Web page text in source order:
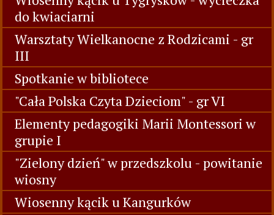
do kwiaciarni
Warsztaty Wielkanocne z Rodzicami - gr
III
Spotkanie w bibliotece
"Cała Polska Czyta Dzieciom" - gr VI
Elementy pedagogiki Marii Montessori w
grupie I
"Zielony dzień" w przedszkolu - powitanie
wiosny
Wiosenny kącik u Kangurków